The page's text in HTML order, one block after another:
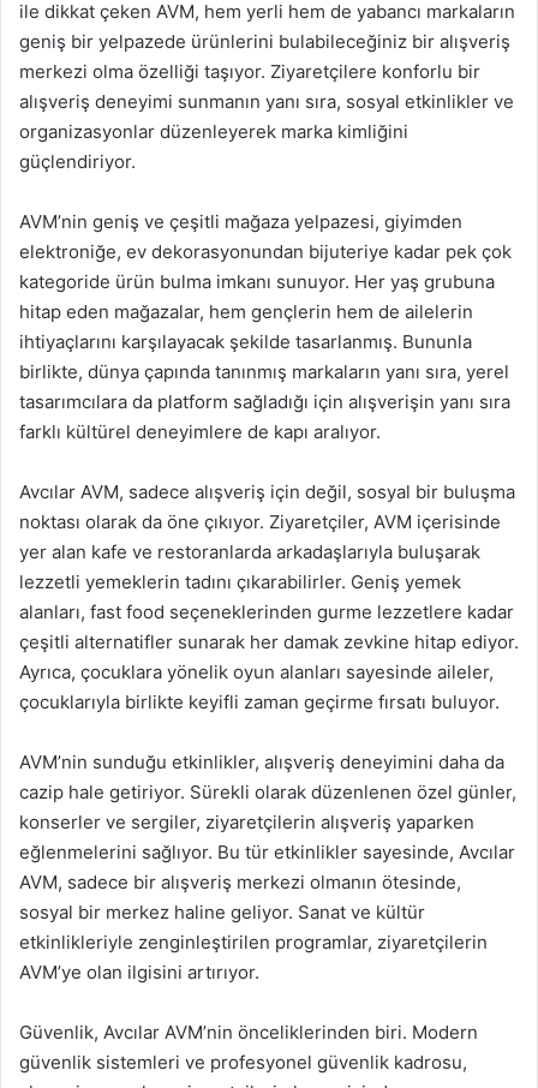
ile dikkat çeken AVM, hem yerli hem de yabancı markaların
geniş bir yelpazede ürünlerini bulabileceğiniz bir alışveriş
merkezi olma özelliği taşıyor. Ziyaretçilere konforlu bir
alışveriş deneyimi sunmanın yanı sıra, sosyal etkinlikler ve
organizasyonlar düzenleyerek marka kimliğini
güçlendiriyor.
AVM’nin geniş ve çeşitli mağaza yelpazesi, giyimden
elektroniğe, ev dekorasyonundan bijuteriye kadar pek çok
kategoride ürün bulma imkanı sunuyor. Her yaş grubuna
hitap eden mağazalar, hem gençlerin hem de ailelerin
ihtiyaçlarını karşılayacak şekilde tasarlanmış. Bununla
birlikte, dünya çapında tanınmış markaların yanı sıra, yerel
tasarımcılara da platform sağladığı için alışverişin yanı sıra
farklı kültürel deneyimlere de kapı aralıyor.
Avcılar AVM, sadece alışveriş için değil, sosyal bir buluşma
noktası olarak da öne çıkıyor. Ziyaretçiler, AVM içerisinde
yer alan kafe ve restoranlarda arkadaşlarıyla buluşarak
lezzetli yemeklerin tadını çıkarabilirler. Geniş yemek
alanları, fast food seçeneklerinden gurme lezzetlere kadar
çeşitli alternatifler sunarak her damak zevkine hitap ediyor.
Ayrıca, çocuklara yönelik oyun alanları sayesinde aileler,
çocuklarıyla birlikte keyifli zaman geçirme fırsatı buluyor.
AVM’nin sunduğu etkinlikler, alışveriş deneyimini daha da
cazip hale getiriyor. Sürekli olarak düzenlenen özel günler,
konserler ve sergiler, ziyaretçilerin alışveriş yaparken
eğlenmelerini sağlıyor. Bu tür etkinlikler sayesinde, Avcılar
AVM, sadece bir alışveriş merkezi olmanın ötesinde,
sosyal bir merkez haline geliyor. Sanat ve kültür
etkinlikleriyle zenginleştirilen programlar, ziyaretçilerin
AVM’ye olan ilgisini artırıyor.
Güvenlik, Avcılar AVM’nin önceliklerinden biri. Modern
güvenlik sistemleri ve profesyonel güvenlik kadrosu,